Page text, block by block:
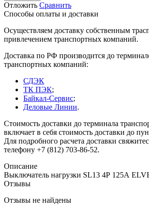
Отложить Сравнить
Способы оплаты и доставки
Осуществляем доставку собственным
привлечением транспортных компаний.
Доставка по РФ производится до
транспортных компаний:
СДЭК
ТК ПЭК;
Байкал-Сервис;
Деловые Линии.
Стоимость доставки до терминала
включает в себя стоимость доставки до
Для подробного расчета доставки
телефону +7 (812) 703-86-52.
Описание
Выключатель нагрузки SL13 4Р 125А
Отзывы
Отзывы не найдены